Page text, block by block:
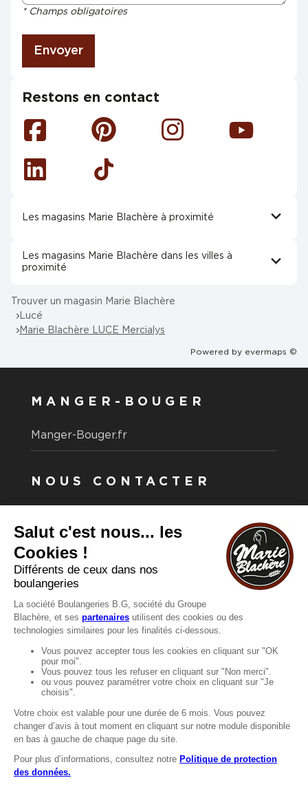
* Champs obligatoires
Envoyer
Restons en contact
Facebook Pinterest Instagram Youtube
Linkedin Tiktok
Les magasins Marie Blachère à proximité
Les magasins Marie Blachère dans les villes à
proximité
Trouver un magasin Marie Blachère
Lucé
Marie Blachère LUCE Mercialys
Powered by evermaps ©
MANGER-BOUGER
Manger-Bouger.fr
NOUS CONTACTER
Vous souhaitez nous contacter ?
Consultez notre FAQ.
FAQ
Recrutement
MENTIONS
Mentions légales
Protection des données
LignÉthique
Caractéristiques environnementales des